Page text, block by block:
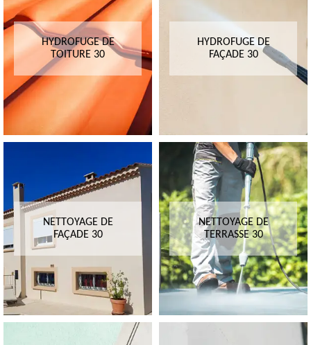
HYDROFUGE DE
TOITURE 30
HYDROFUGE DE
FAÇADE 30
NETTOYAGE DE
FAÇADE 30
NETTOYAGE DE
TERRASSE 30